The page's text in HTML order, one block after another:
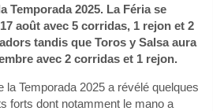
Temporada 2025. La Féria se
août avec 5 corridas, 1 rejon et 2
tandis que Toros y Salsa aura
avec 2 corridas et 1 rejon.
la Temporada 2025 a révélé quelques
forts dont notamment le mano a